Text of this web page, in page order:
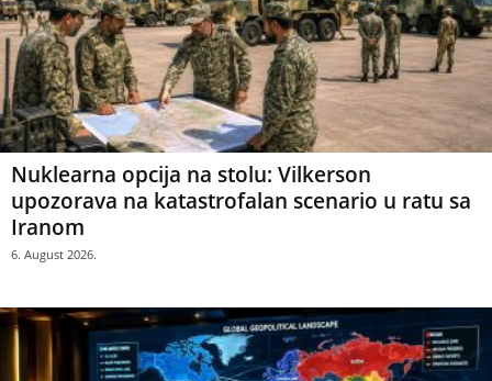
Nuklearna opcija na stolu: Vilkerson
upozorava na katastrofalan scenario u ratu sa
Iranom
6. August 2026.